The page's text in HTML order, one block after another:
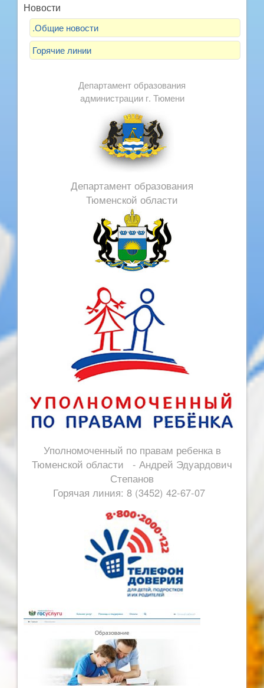
Новости
.Общие новости
Горячие линии
Департамент образования
администрации г. Тюмени
Департамент образования
Тюменской области
Уполномоченный по правам ребенка в
Тюменской области - Андрей Эдуардович
Степанов
Горячая линия: 8 (3452) 42-67-07